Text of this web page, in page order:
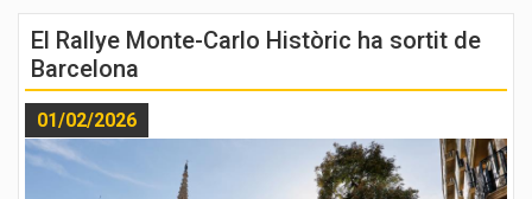
El Rallye Monte-Carlo Històric ha sortit de
Barcelona
01/02/2026